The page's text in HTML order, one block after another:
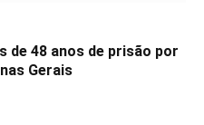
de 48 anos de prisão por
Gerais